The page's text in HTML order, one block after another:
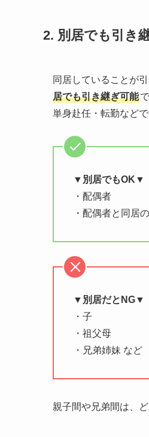
2. 別居でも引き
同居していることが
居でも引き継ぎ可能
単身赴任・転勤など
▼別居でもOK▼
・配偶者
・配偶者と同居
▼別居だとNG▼
・子
・祖父母
・兄弟姉妹 など
親子間や兄弟間は、